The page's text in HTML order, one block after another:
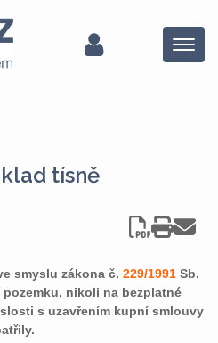
Menu
tísně
smyslu zákona č. 229/1991 Sb.
nikoli na bezplatné
s uzavřením kupní smlouvy